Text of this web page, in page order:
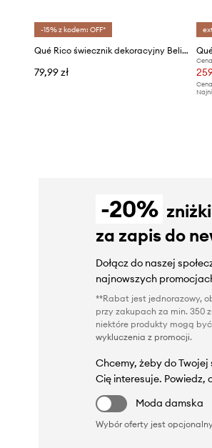
-15% z kodem: OFF*
Qué Rico świecznik dekoracyjny Belinda 14 x 6 x 10,5 cm
79,99 zł
-20%
za zapis do
Dołącz do naszej
najnowszych
**Rabat jest jednorazowy,
przy zakupach za min. 350
niektóre produkty mogą
wykluczenia z promocji.
Chcemy, żeby do
Cię interesuje. Powiedz,
Moda damska
Wybór oferty jest